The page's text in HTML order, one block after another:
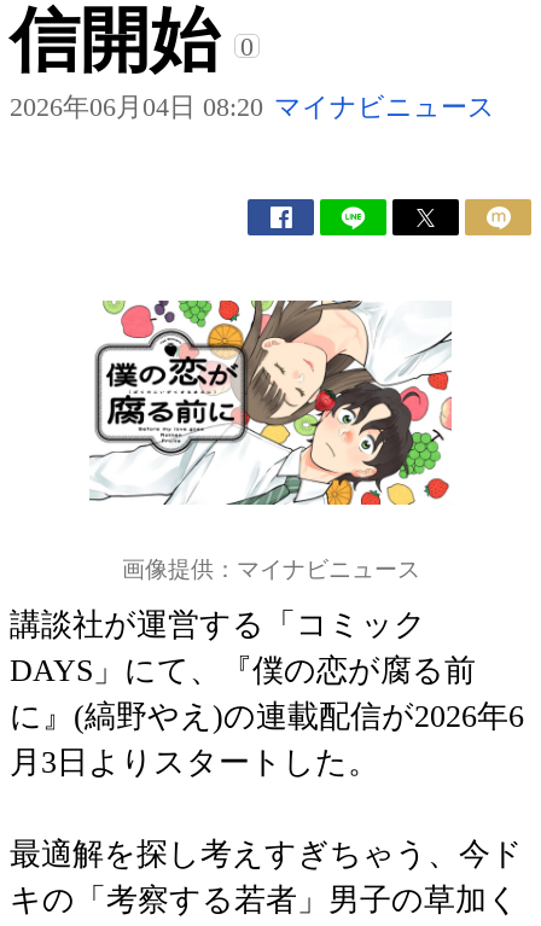
信開始
0
2026年06月04日 08:20 マイナビニュース
画像提供：マイナビニュース
講談社が運営する「コミック
DAYS」にて、『僕の恋が腐る前
に』(縞野やえ)の連載配信が2026年6
月3日よりスタートした。
最適解を探し考えすぎちゃう、今ド
キの「考察する若者」男子の草加く